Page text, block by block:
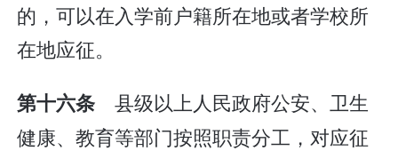
的，可以在入学前户籍所在地或者学校所
在地应征。
第十六条 县级以上人民政府公安、卫生
健康、教育等部门按照职责分工，对应征